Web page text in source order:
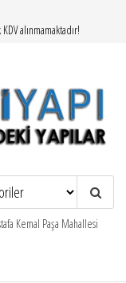
alınmamaktadır!
Kemal Paşa Mahallesi